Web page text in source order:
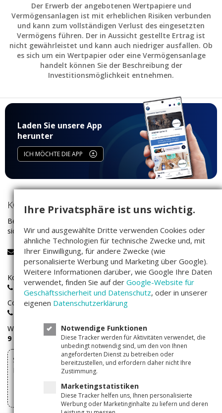
Der Erwerb der angebotenen Wertpapiere und
Vermögensanlagen ist mit erheblichen Risiken verbunden
und kann zum vollständigen Verlust des eingesetzten
Vermögens führen. Der in Aussicht gestellte Ertrag ist
nicht gewährleistet und kann auch niedriger ausfallen. Ob
es sich um ein Wertpapier oder eine Vermögensanlage
handelt können Sie der Beschreibung der
Investitionsmöglichkeit entnehmen.
KONTAKT
Bei Fragen rund um das Investieren auf Companisto wenden Sie
sich bitte an unser Service-Team:
service@companisto.com
Kostenlose Rufnummer für Investoren aus Deutschland:
0800 - 100 267 0
Companisto-Servicerufnummer:
Wir sind
Montags bis Freitagsvon
9 – 17 Uhr
für Sie erreichbar.
Sie können Ihre über Companisto abgeschlossenen
Investments hier widerrufen
Vertrag widerrufen
Laden Sie unsere App
herunter
ICH MÖCHTE DIE APP
Ihre Privatsphäre ist uns wichtig.
Wir und ausgewählte Dritte verwenden Cookies oder
ähnliche Technologien für technische Zwecke und, mit
Ihrer Einwilligung, für andere Zwecke (wie
personalisierte Werbung und Marketing über Google).
Weitere Informationen darüber, wie Google Ihre Daten
verwendet, finden Sie auf der Google-Website für
Geschäftssicherheit und Datenschutz, oder in unserer
eigenen Datenschutzerklärung
Notwendige Funktionen
Diese Tracker werden für Aktivitäten verwendet, die
unbedingt notwendig sind, um den von Ihnen
angeforderten Dienst zu betreiben oder
bereitzustellen, und erfordern daher nicht Ihre
Zustimmung.
Marketingstatistiken
Diese Tracker helfen uns, Ihnen personalisierte
Werbung oder Marketinginhalte zu liefern und deren